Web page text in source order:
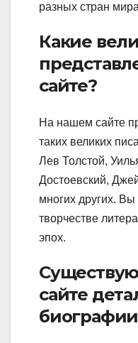
разных стран
Какие
сайте?
На нашем сайте
таких великих
Лев Толстой,
Достоевский,
многих других.
творчестве
эпох.
сайте